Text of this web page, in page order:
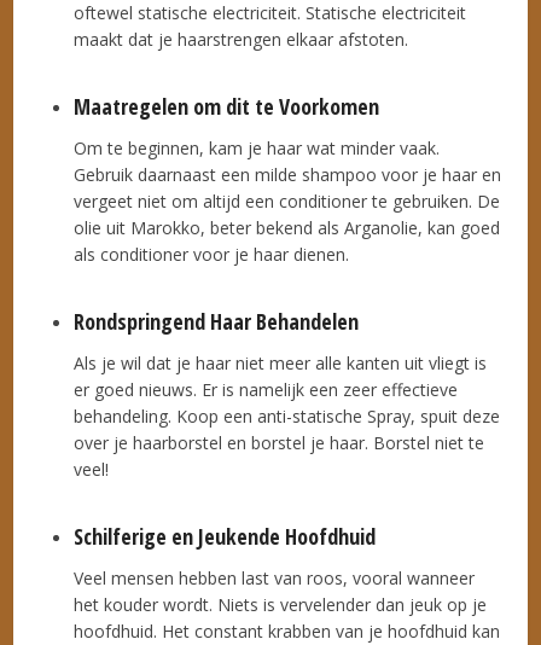
oftewel statische electriciteit. Statische electriciteit
maakt dat je haarstrengen elkaar afstoten.
Maatregelen om dit te Voorkomen
Om te beginnen, kam je haar wat minder vaak.
Gebruik daarnaast een milde shampoo voor je haar en
vergeet niet om altijd een conditioner te gebruiken. De
olie uit Marokko, beter bekend als Arganolie, kan goed
als conditioner voor je haar dienen.
Rondspringend Haar Behandelen
Als je wil dat je haar niet meer alle kanten uit vliegt is
er goed nieuws. Er is namelijk een zeer effectieve
behandeling. Koop een anti-statische Spray, spuit deze
over je haarborstel en borstel je haar. Borstel niet te
veel!
Schilferige en Jeukende Hoofdhuid
Veel mensen hebben last van roos, vooral wanneer
het kouder wordt. Niets is vervelender dan jeuk op je
hoofdhuid. Het constant krabben van je hoofdhuid kan